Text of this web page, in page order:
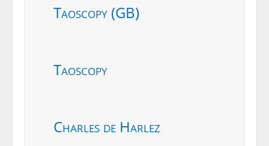
Taoscopy (GB)
Taoscopy
Charles de Harlez